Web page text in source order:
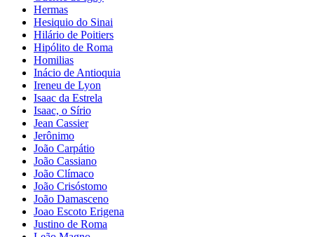
Hermas
Hesiquio do Sinai
Hilário de Poitiers
Hipólito de Roma
Homilias
Inácio de Antioquia
Ireneu de Lyon
Isaac da Estrela
Isaac, o Sírio
Jean Cassier
Jerônimo
João Carpátio
João Cassiano
João Clímaco
João Crisóstomo
João Damasceno
Joao Escoto Erigena
Justino de Roma